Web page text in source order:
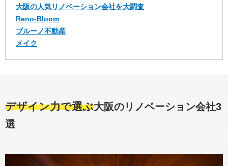
大阪の人気リノベーション会社を大調査
Reno-Bloom
ブルーノ不動産
メイク
デザイン力で選ぶ大阪のリノベーション会社3
選